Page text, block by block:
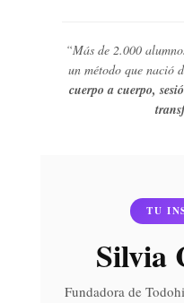
“Más de 2.000
un método que nació
cuerpo a cuerpo,
TU
Silvia
Fundadora de